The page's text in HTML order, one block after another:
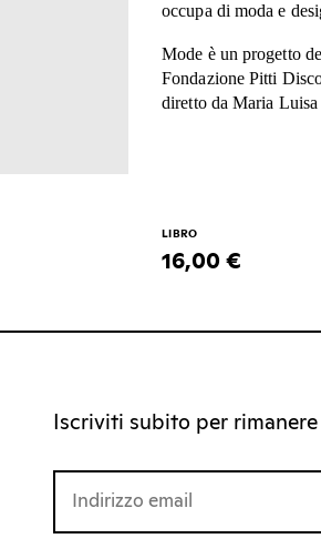
occupa di moda e
Mode è un progetto
Fondazione Pitti
diretto da Maria
LIBRO
16,00 €
Iscriviti subito per